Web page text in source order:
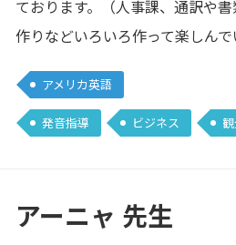
合
衆
国
ております。（人事課、通訳や
作りなどいろいろ作って楽しん
アメリカ英語
発音指導 ビジネス
アーニャ 先生